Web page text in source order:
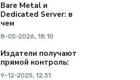
Bare Metal и
Dedicated Server: в
чем
8-05-2026, 18:10
Издатели получают
прямой контроль:
9-12-2025, 12:31